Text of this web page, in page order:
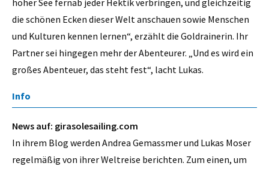
die schönen Ecken dieser Welt anschauen sowie Menschen
und Kulturen kennen lernen“, erzählt die Goldrainerin. Ihr
Partner sei hingegen mehr der Abenteurer. „Und es wird ein
großes Abenteuer, das steht fest“, lacht Lukas.
Info
News auf: girasolesailing.com
In ihrem Blog werden Andrea Gemassmer und Lukas Moser
regelmäßig von ihrer Weltreise berichten. Zum einen, um